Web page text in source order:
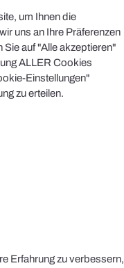
um Ihnen die
uns an Ihre Präferenzen
Sie auf "Alle akzeptieren"
ALLER Cookies
Einstellungen"
zu erteilen.
Erfahrung zu verbessern,